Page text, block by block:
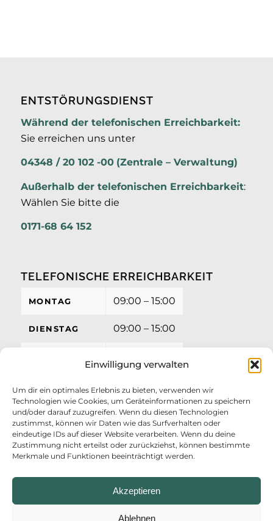
Einwilligung verwalten
Um dir ein optimales Erlebnis zu bieten, verwenden wir
Technologien wie Cookies, um Geräteinformationen zu speichern
und/oder darauf zuzugreifen. Wenn du diesen Technologien
zustimmst, können wir Daten wie das Surfverhalten oder
eindeutige IDs auf dieser Website verarbeiten. Wenn du deine
Zustimmung nicht erteilst oder zurückziehst, können bestimmte
Merkmale und Funktionen beeinträchtigt werden.
Akzeptieren
Ablehnen
ENTSTÖRUNGSDIENST
Während der telefonischen Erreichbarkeit:
Sie erreichen uns unter
04348 / 20 102 -00 (Zentrale – Verwaltung)
Außerhalb der telefonischen Erreichbarkeit:
Wählen Sie bitte die
0171-68 64 152
TELEFONISCHE ERREICHBARKEIT
MONTAG 09:00 – 15:00
DIENSTAG 09:00 – 15:00
FREITAG 09:00 – 12:00